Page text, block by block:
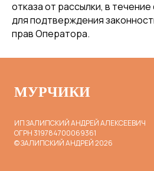
отказа от рассылки, в
для подтверждения
прав Оператора.
МУРЧИКИ
ИП ЗАЛИПСКИЙ АНДРЕЙ АЛЕКСЕЕВИЧ
ОГРН 319784700069361
© ЗАЛИПСКИЙ АНДРЕЙ 2026